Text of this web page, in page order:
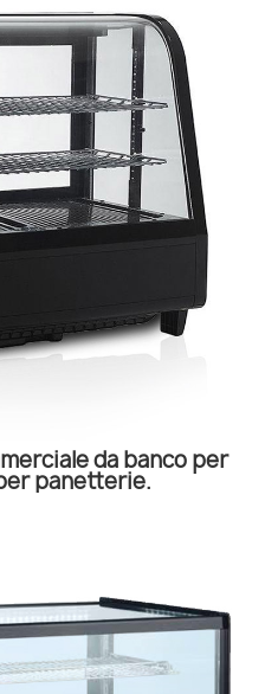
da banco per
panetterie.